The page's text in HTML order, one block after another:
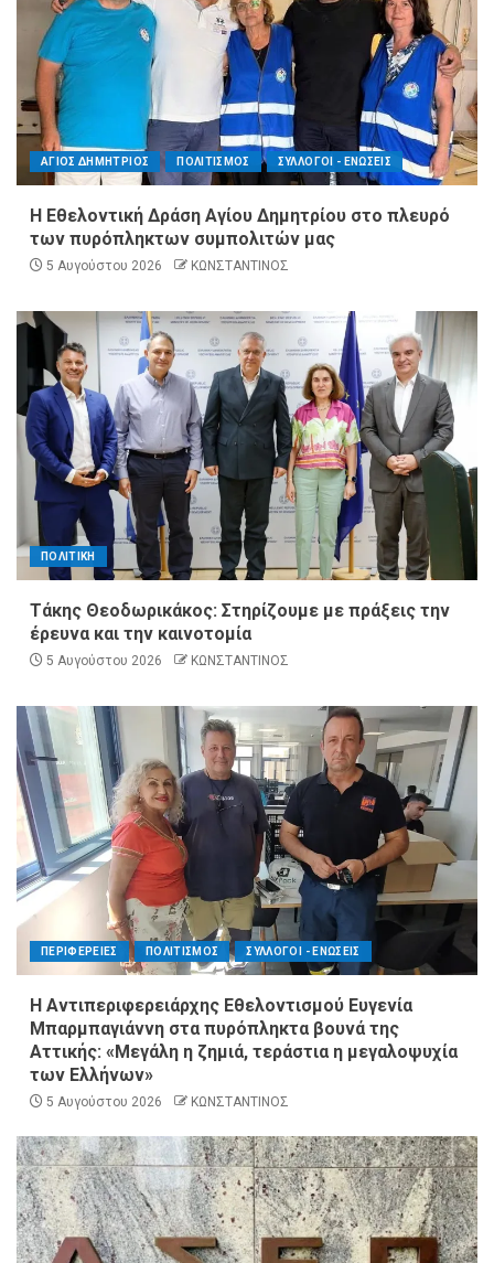
ΑΓΙΟΣ ΔΗΜΗΤΡΙΟΣ ΠΟΛΙΤΙΣΜΟΣ ΣΥΛΛΟΓΟΙ - ΕΝΩΣΕΙΣ
Η Εθελοντική Δράση Αγίου Δημητρίου στο πλευρό
των πυρόπληκτων συμπολιτών μας
5 Αυγούστου 2026 ΚΩΝΣΤΑΝΤΙΝΟΣ
ΠΟΛΙΤΙΚΗ
Τάκης Θεοδωρικάκος: Στηρίζουμε με πράξεις την
έρευνα και την καινοτομία
5 Αυγούστου 2026 ΚΩΝΣΤΑΝΤΙΝΟΣ
ΠΕΡΙΦΕΡΕΙΕΣ ΠΟΛΙΤΙΣΜΟΣ ΣΥΛΛΟΓΟΙ - ΕΝΩΣΕΙΣ
Η Αντιπεριφερειάρχης Εθελοντισμού Ευγενία
Μπαρμπαγιάννη στα πυρόπληκτα βουνά της
Αττικής: «Μεγάλη η ζημιά, τεράστια η μεγαλοψυχία
των Ελλήνων»
5 Αυγούστου 2026 ΚΩΝΣΤΑΝΤΙΝΟΣ